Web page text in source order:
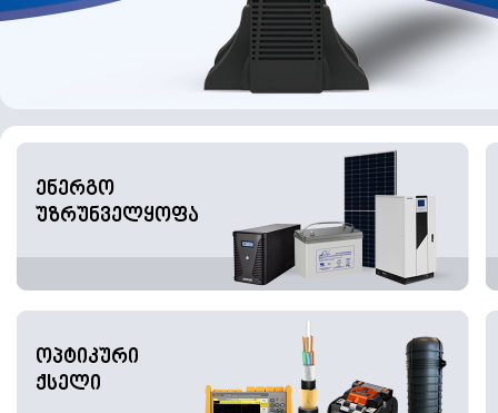
ენერგო
უზრუნველყოფა
ოპტიკური
ქსელი